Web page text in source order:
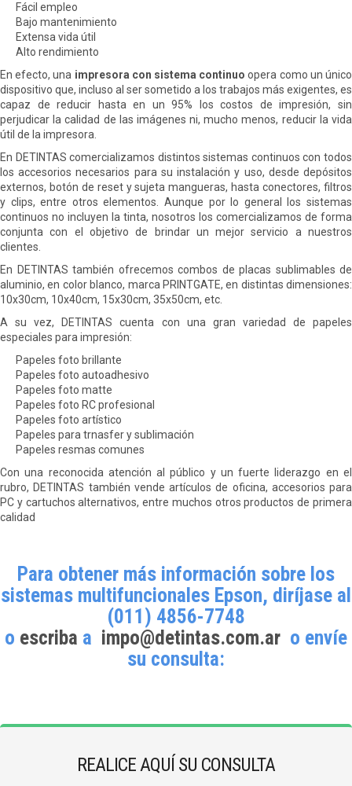
Fácil empleo
Bajo mantenimiento
Extensa vida útil
Alto rendimiento
En efecto, una impresora con sistema continuoopera como un único
dispositivo que, incluso al ser sometido a los trabajos más exigentes, es
capaz de reducir hasta en un 95% los costos de impresión, sin
perjudicar la calidad de las imágenes ni, mucho menos, reducir la vida
útil de la impresora.
En DETINTAS comercializamos distintos sistemas continuos con todos
los accesorios necesarios para su instalación y uso, desde depósitos
externos, botón de reset y sujeta mangueras, hasta conectores, filtros
y clips, entre otros elementos. Aunque por lo general los sistemas
continuos no incluyen la tinta, nosotros los comercializamos de forma
conjunta con el objetivo de brindar un mejor servicio a nuestros
clientes.
En DETINTAS también ofrecemos combos de placas sublimables de
aluminio, en color blanco, marca PRINTGATE, en distintas dimensiones:
10x30cm, 10x40cm, 15x30cm, 35x50cm, etc.
A su vez, DETINTAS cuenta con una gran variedad de papeles
especiales para impresión:
Papeles foto brillante
Papeles foto autoadhesivo
Papeles foto matte
Papeles foto RC profesional
Papeles foto artístico
Papeles para trnasfer y sublimación
Papeles resmas comunes
Con una reconocida atención al público y un fuerte liderazgo en el
rubro, DETINTAS también vende artículos de oficina, accesorios para
PC y cartuchos alternativos, entre muchos otros productos de primera
calidad
Para obtener más información sobre los
sistemas multifuncionales Epson, diríjase al
(011) 4856-7748
o escriba a impo@detintas.com.ar o envíe
su consulta:
REALICE AQUÍ SU CONSULTA